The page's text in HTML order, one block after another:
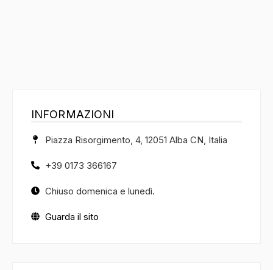
INFORMAZIONI
Piazza Risorgimento, 4, 12051 Alba CN, Italia
+39 0173 366167
Chiuso domenica e lunedì.
Guarda il sito